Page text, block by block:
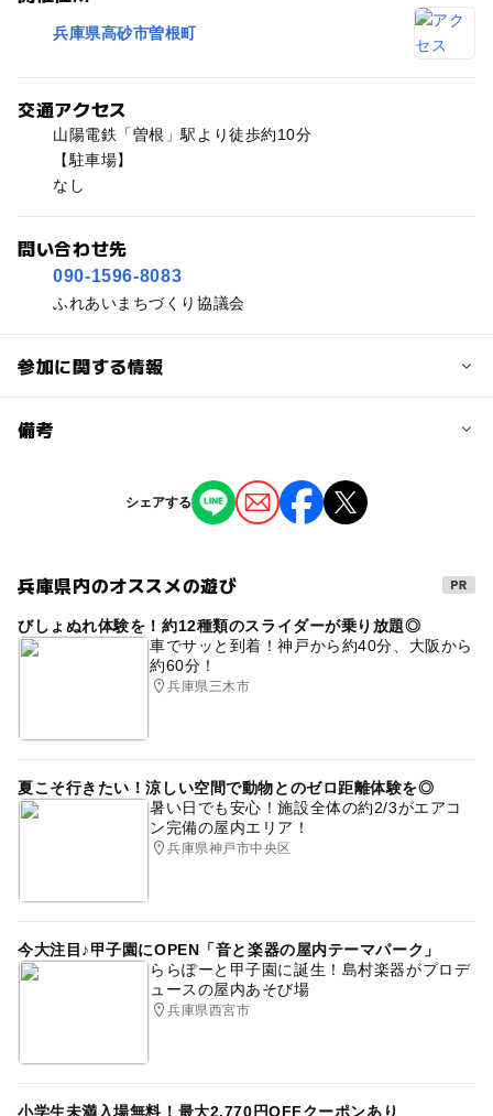
兵庫県高砂市曽根町
交通アクセス
山陽電鉄「曽根」駅より徒歩約10分
【駐車場】
なし
問い合わせ先
090-1596-8083
ふれあいまちづくり協議会
参加に関する情報
予約/応募
備考
※掲載の情報は天候や主催者側の都合などにより変更にな
ることがあります。
シェアする
兵庫県内のオススメの遊び
びしょぬれ体験を！約12種類のスライダーが乗り放題◎
車でサッと到着！神戸から約40分、大阪から
約60分！
兵庫県三木市
夏こそ行きたい！涼しい空間で動物とのゼロ距離体験を◎
暑い日でも安心！施設全体の約2/3がエアコ
ン完備の屋内エリア！
兵庫県神戸市中央区
今大注目♪甲子園にOPEN「音と楽器の屋内テーマパーク」
ららぽーと甲子園に誕生！島村楽器がプロデ
ュースの屋内あそび場
兵庫県西宮市
小学生未満入場無料！最大2,770円OFFクーポンあり